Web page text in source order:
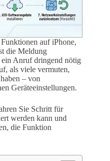
auf iPhone,
die Meldung
Anruf dringend nötig
als viele vermuten,
– von
Geräteeinstellungen.
Sie Schritt für
werden kann und
die Funktion